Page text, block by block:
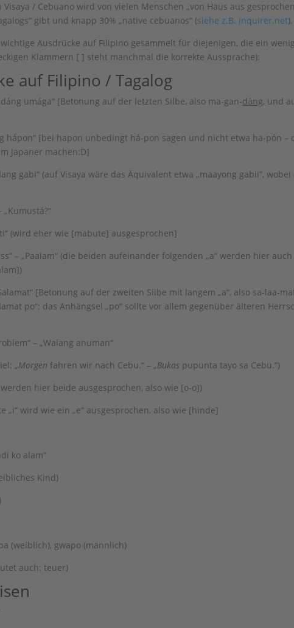
/ Cebuano wird von vielen Menschen „von Haus aus
gibt und knapp 30% „native cebuanos“ (siehe z.B. inquirer.net).
Ausdrücke auf Filipino gesammelt für diejenigen, die ein
Klammern [ ] steht manchmal die korrekte Aussprache):
auf Filipino / Tagalog
umága“ [Betonung auf der letzten Silbe, also ma-gan-dáng, und
hápon“ [bei hapon unbedingt há-pon sagen und nicht etwa ha-pón –
Japaner machen:D]
gabi“ (auf Visaya wäre das Äquivalent etwa „maayong gabii“, wobei
„Kumustá?“
(wird eher wie [mabute] ausgesprochen]
– „Paalam“ (die beiden aufeinander folgenden „a“ werden hier
[Betonung auf der zweiten Silbe mit langem „a“, also sa-laa-
po“; das Anhängsel „po“ sollte vor allem gegenüber älteren
– „Walang anuman“
„Morgen fahren wir nach Cebu.“ – „Bukas pupunta tayo sa Cebu.“)
werden hier beide ausgesprochen, also wie [o-o])
„i“ wird wie ein „e“ ausgesprochen, also wie [hinde]
ko alam“
Kind)
(weiblich), gwapo (männlich)
auch: teuer)